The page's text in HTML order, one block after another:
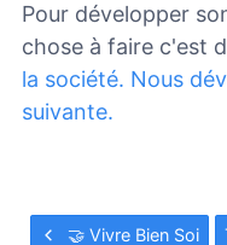
Pour développer
chose à faire c'est
la société. Nous
suivante.
🤝 Vivre Bien Soi